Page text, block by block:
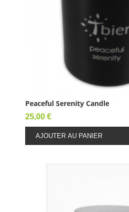
Peaceful Serenity Candle
Prix
25,00 €
AJOUTER AU PANIER